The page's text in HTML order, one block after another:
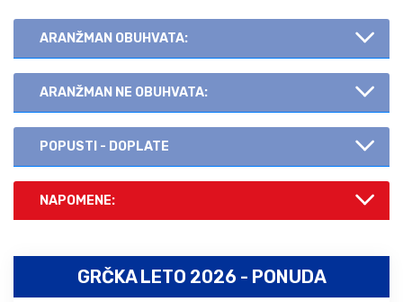
ARANŽMAN OBUHVATA:
ARANŽMAN NE OBUHVATA:
POPUSTI - DOPLATE
NAPOMENE:
GRČKA LETO 2026 - PONUDA